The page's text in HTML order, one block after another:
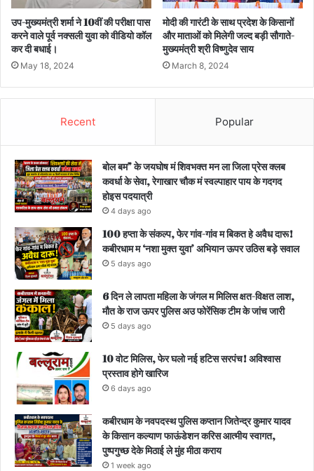
उप-मुख्यमंत्री शर्मा ने 10वीं की परीक्षा पास
करने वाले पूर्व नक्सली युवा को वीडियो कॉल
कर दी बधाई।
May 18, 2024
मोदी की गारंटी के साथ प्रदेश के किसानों
और माताओं को मिलेगी जल्द बड़ी सौगाते-
मुख्यमंत्री श्री विष्णुदेव साय
March 8, 2024
Recent Popular
बोल बम” के जयघोष मं शिवभक्त मन ला जिला प्रेस क्लब
कवर्धा के सेवा, रेगाखार चौक मं स्वल्पाहार पाय के गदगद
होइस पदयात्री
4 days ago
100 हप्ता के संकल्प, फेर गांव-गांव म बिकत हे अवैध दारू!
कबीरधाम म ‘नशा मुक्त युवा’ अभियान ऊपर उठिस बड़े सवाल
5 days ago
6 दिन ले लापता महिला के जंगल म मिलिस क्षत-विक्षत लाश,
मौत के राज ऊपर पुलिस अउ फोरेंसिक टीम के जांच जारी
5 days ago
10 वोट मिलिस, फेर घलो नई हटिस सरपंच! अविश्वास
प्रस्ताव होगे खारिज
6 days ago
कबीरधाम के नवपदस्थ पुलिस कप्तान जितेन्द्र कुमार यादव
के किसान कल्याण फाऊंडेशन करिस आत्मीय स्वागत,
पुष्पगुच्छ देके मिठाई ले मुंह मीठा कराय
1 week ago